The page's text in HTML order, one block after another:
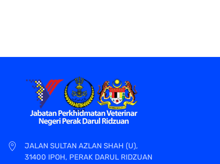
JALAN SULTAN AZLAN SHAH (U),
31400 IPOH, PERAK DARUL RIDZUAN